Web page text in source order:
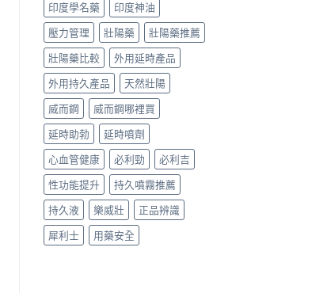
印度學名藥
印度神油
壓力管理
壯陽藥
壯陽藥推薦
壯陽藥比較
外用延時產品
外用持久產品
天然壯陽
威而鋼
威而鋼哪裡買
延時助勃
延時噴劑
心血管健康
必利勁
必利吉
性功能提升
持久噴霧推薦
持久液
樂威壯
正品辨識
犀利士
用藥安全